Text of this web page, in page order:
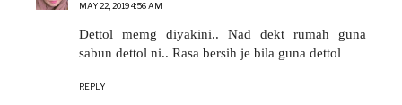
MAY 22, 2019 4:56 AM
Dettol memg diyakini.. Nad dekt rumah guna
sabun dettol ni.. Rasa bersih je bila guna dettol
REPLY